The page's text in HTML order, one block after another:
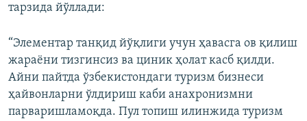
тарзида йўллади:
“Элементар танқид йўқлиги учун ҳавасга ов қилиш
жараëни тизгинсиз ва циник ҳолат касб қилди.
Айни пайтда ўзбекистондаги туризм бизнеси
ҳайвонларни ўлдириш каби анахронизмни
парваришламоқда. Пул топиш илинжида туризм